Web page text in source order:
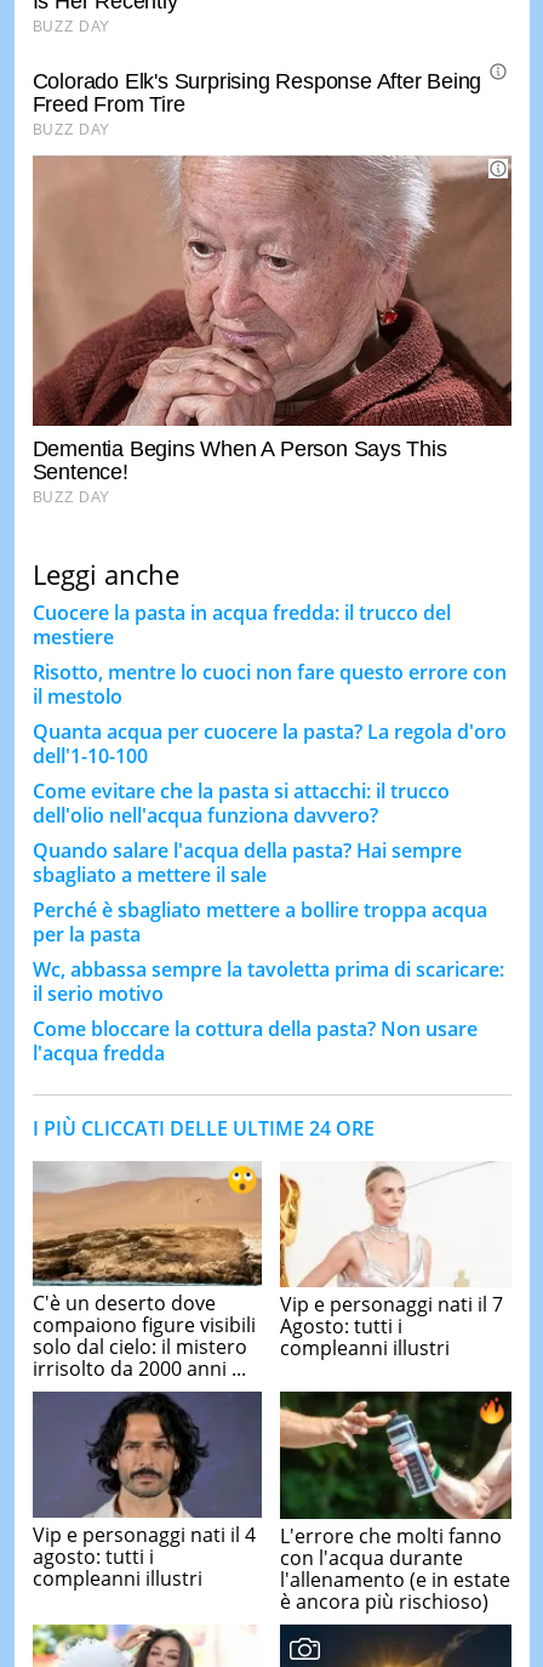
Leggi anche
Cuocere la pasta in acqua fredda: il trucco del
mestiere
Risotto, mentre lo cuoci non fare questo errore con
il mestolo
Quanta acqua per cuocere la pasta? La regola d'oro
dell'1-10-100
Come evitare che la pasta si attacchi: il trucco
dell'olio nell'acqua funziona davvero?
Quando salare l'acqua della pasta? Hai sempre
sbagliato a mettere il sale
Perché è sbagliato mettere a bollire troppa acqua
per la pasta
Wc, abbassa sempre la tavoletta prima di scaricare:
il serio motivo
Come bloccare la cottura della pasta? Non usare
l'acqua fredda
I PIÙ CLICCATI DELLE ULTIME 24 ORE
C'è un deserto dove
compaiono figure visibili
solo dal cielo: il mistero
irrisolto da 2000 anni ...
Vip e personaggi nati il 7
Agosto: tutti i
compleanni illustri
Vip e personaggi nati il 4
agosto: tutti i
compleanni illustri
L'errore che molti fanno
con l'acqua durante
l'allenamento (e in estate
è ancora più rischioso)